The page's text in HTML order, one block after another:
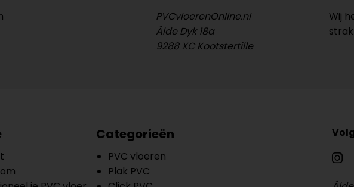
PVCvloerenOnline.nl
Âlde Dyk 18a
9288 XC Kootstertille
Wij
Categorieën
PVC vloeren
Plak PVC